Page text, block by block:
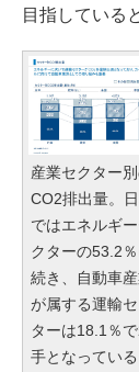
目指している
産業セクター
CO2排出量。
ではエネルギ
クターの53.2％
続き、自動車
が属する運輸セ
ターは18.1％
手となっている